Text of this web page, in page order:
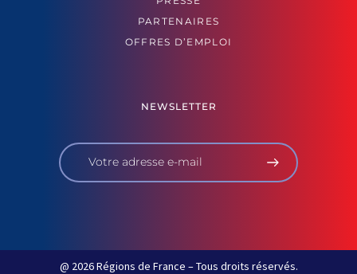
PARTENAIRES
OFFRES D’EMPLOI
NEWSLETTER
@ 2026 Régions de France – Tous droits réservés.